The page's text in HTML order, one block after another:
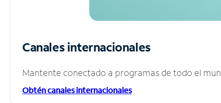
Canales internacionales
Mantente conectado a programas de todo el
Obtén canales internacionales